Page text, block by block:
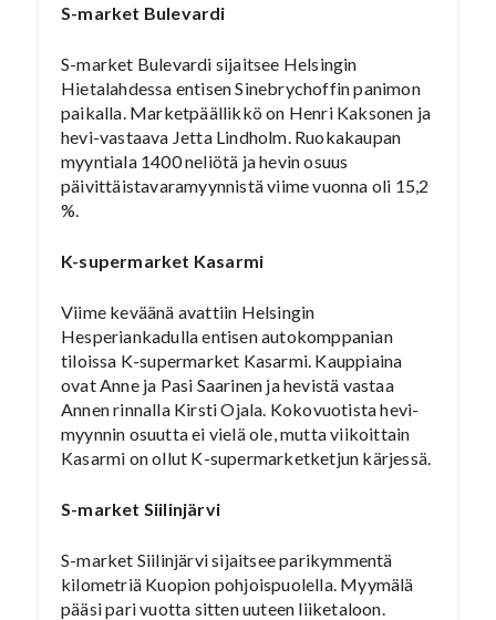
S-market Bulevardi
S-market Bulevardi sijaitsee Helsingin
Hietalahdessa entisen Sinebrychoffin panimon
paikalla. Marketpäällikkö on Henri Kaksonen ja
hevi-vastaava Jetta Lindholm. Ruokakaupan
myyntiala 1400 neliötä ja hevin osuus
päivittäistavaramyynnistä viime vuonna oli 15,2
%.
K-supermarket Kasarmi
Viime keväänä avattiin Helsingin
Hesperiankadulla entisen autokomppanian
tiloissa K-supermarket Kasarmi. Kauppiaina
ovat Anne ja Pasi Saarinen ja hevistä vastaa
Annen rinnalla Kirsti Ojala. Kokovuotista hevi-
myynnin osuutta ei vielä ole, mutta viikoittain
Kasarmi on ollut K-supermarketketjun kärjessä.
S-market Siilinjärvi
S-market Siilinjärvi sijaitsee parikymmentä
kilometriä Kuopion pohjoispuolella. Myymälä
pääsi pari vuotta sitten uuteen liiketaloon.